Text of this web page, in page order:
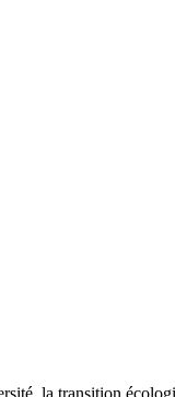
la transition